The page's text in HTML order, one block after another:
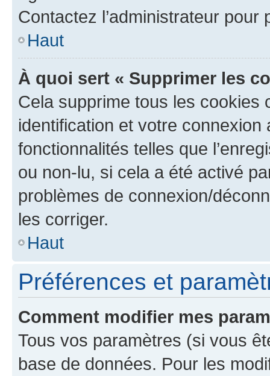
Contactez l’administrateur
Haut
À quoi sert « Supprimer les
Cela supprime tous les cookies
identification et votre
fonctionnalités telles que
ou non-lu, si cela a été activé
problèmes de connexion/
les corriger.
Haut
Préférences et
Comment modifier mes
Tous vos paramètres (si vous
base de données. Pour les